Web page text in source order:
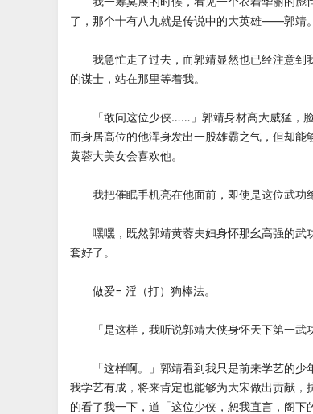
了，那个十有八九就是传说中的大英雄——郭靖。
我急忙走了过去，而郭靖显然也已经注意到
的谋士，站在那里等着我。
「敢问这位少侠……」郭靖身材高大威猛，脸
而身居高位的他浑身发出一股雄霸之气，但却能
黄蓉大美女会喜欢他。
我把催眠手机亮在他面前，即使是这位武功绝
嘿嘿，既然郭靖黄蓉夫妇身怀那幺高强的武
套好了。
做爱= 淫（打）狗棒法。
「是这样，我听说郭靖大侠身怀天下第一武
「这样啊。」郭靖看到我只是前来学艺的少
我学艺有成，将来肯定也能够为大宋做出贡献，
的看了我一下，道「这位少侠，恕我直言，阁下